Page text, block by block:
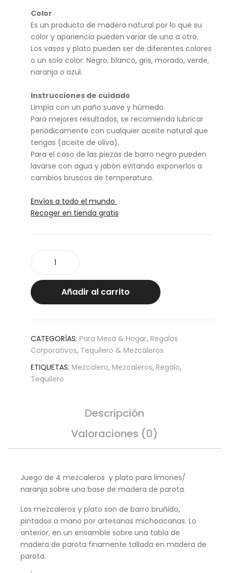
Color
Es un producto de madera natural por lo que su
color y apariencia pueden variar de uno a otro.
Los vasos y plato pueden ser de diferentes colores
o un solo color: Negro, blanco, gris, morado, verde,
naranja o azul.
Instrucciones de cuidado
Limpia con un paño suave y húmedo.
Para mejores resultados, se recomienda lubricar
periódicamente con cualquier aceite natural que
tengas (aceite de oliva).
Para el caso de las piezas de barro negro pueden
lavarse con agua y jabón evitando exponerlos a
cambios bruscos de temperatura.
Envíos a todo el mundo
Recoger en tienda gratis
de
Tequileros/
Mezcaleros
Huan
Añadir al carrito
CATEGORÍAS: Para Mesa & Hogar, Regalos
Corporativos, Tequilero & Mezcaleros
ETIQUETAS: Mezcalero, Mezcaleros, Regalo,
Tequilero
Descripción
Valoraciones (0)
Juego de 4 mezcaleros y plato para limones/
naranja sobre una base de madera de parota.
Los mezcaleros y plato son de barro bruñido,
pintados a mano por artesanas michoacanas. Lo
anterior, en un ensamble sobre una tabla de
madera de parota finamente tallada en madera de
parota.